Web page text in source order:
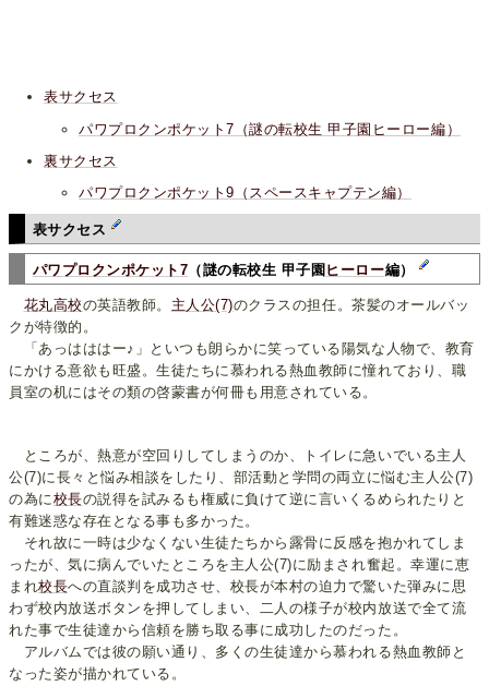
表サクセス
パワプロクンポケット7（謎の転校生 甲子園ヒーロー編）
裏サクセス
パワプロクンポケット9（スペースキャプテン編）
表サクセス
パワプロクンポケット7 （謎の転校生 甲子園 ヒーロー編）
花丸高校の英語教師。 主人公(7)のクラスの担任。茶髪のオールバッ
クが特徴的。
「あっはははー♪」といつも朗らかに笑っている陽気な人物で、教育
にかける意欲も旺盛。生徒たちに慕われる熱血教師に憧れており、職
員室の机にはその類の啓蒙書が何冊も用意されている。
ところが、熱意が空回りしてしまうのか、トイレに急いでいる主人
公(7)に長々と悩み相談をしたり、部活動と学問の両立に悩む主人公(7)
の為に校長の説得を試みるも権威に負けて逆に言いくるめられたりと
有難迷惑な存在となる事も多かった。
それ故に一時は少なくない生徒たちから露骨に反感を抱かれてしま
ったが、気に病んでいたところを主人公(7)に励まされ奮起。幸運に恵
まれ校長への直談判を成功させ、校長が本村の迫力で驚いた弾みに思
わず校内放送ボタンを押してしまい、二人の様子が校内放送で全て流
れた事で生徒達から信頼を勝ち取る事に成功したのだった。
アルバムでは彼の願い通り、多くの生徒達から慕われる熱血教師と
なった姿が描かれている。